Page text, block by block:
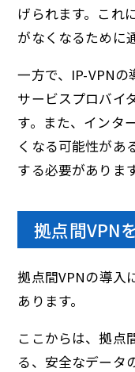
げられます。これ
がなくなるために
一方で、IP-VPNの
サービスプロバイ
す。また、インタ
くなる可能性があ
する必要があります
拠点間VPN
拠点間VPNの導入
あります。
ここからは、拠点
る、安全なデータ